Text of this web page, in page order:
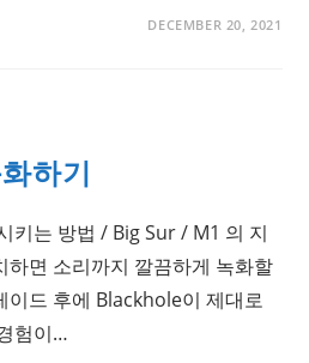
DECEMBER 20, 2021
하기
키는 방법 / Big Sur / M1 의 지
면 소리까지 깔끔하게 녹화할
이드 후에 Blackhole이 제대로
험이…